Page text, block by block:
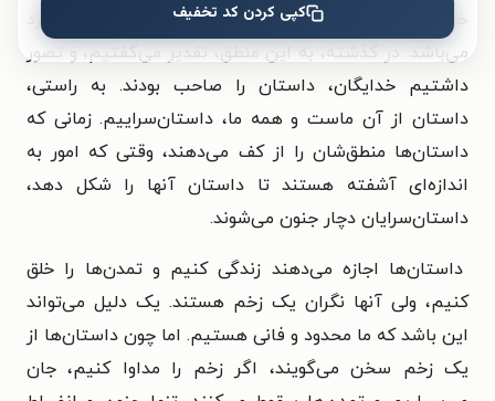
خیال که داستان را می‌آفریند، منطقی‌تر و منظم‌تر از خرد
می‌باشد. در گذشته، به این منطق، تقدیر می‌گفتیم، و تصور
داشتیم خدایگان، داستان را صاحب بودند. به راستی،
داستان از آن ماست و همه ما، داستان‌سراییم. زمانی که
داستان‌ها منطق‌شان را از کف می‌دهند، وقتی که امور به
اندازه‌ای آشفته هستند تا داستان آنها را شکل دهد،
داستان‌سرایان دچار جنون می‌شوند.
داستان‌ها اجازه می‌دهند زندگی کنیم و تمدن‌ها را خلق
کنیم، ولی آنها نگران یک زخم هستند. یک دلیل می‌تواند
این باشد که ما محدود و فانی هستیم. اما چون داستان‌ها از
یک زخم سخن می‌گویند، اگر زخم را مداوا کنیم، جان
کپی کردن کد تخفیف